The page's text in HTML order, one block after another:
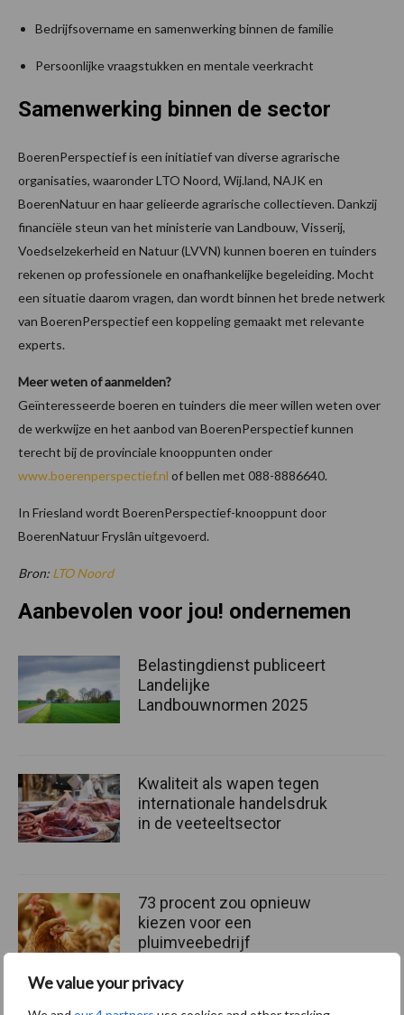
We value your privacy
Bedrijfsovername en samenwerking binnen de familie
Persoonlijke vraagstukken en mentale veerkracht
Samenwerking binnen de sector
BoerenPerspectief is een initiatief van diverse agrarische
organisaties, waaronder LTO Noord, Wij.land, NAJK en
BoerenNatuur en haar gelieerde agrarische collectieven. Dankzij
financiële steun van het ministerie van Landbouw, Visserij,
Voedselzekerheid en Natuur (LVVN) kunnen boeren en tuinders
rekenen op professionele en onafhankelijke begeleiding. Mocht
een situatie daarom vragen, dan wordt binnen het brede netwerk
van BoerenPerspectief een koppeling gemaakt met relevante
experts.
Meer weten of aanmelden?
Geïnteresseerde boeren en tuinders die meer willen weten over
de werkwijze en het aanbod van BoerenPerspectief kunnen
terecht bij de provinciale knooppunten onder
www.boerenperspectief.nl of bellen met 088-8886640.
In Friesland wordt BoerenPerspectief-knooppunt door
BoerenNatuur Fryslân uitgevoerd.
Bron: LTO Noord
Aanbevolen voor jou! ondernemen
Belastingdienst publiceert
Landelijke
Landbouwnormen 2025
Kwaliteit als wapen tegen
internationale handelsdruk
in de veeteeltsector
73 procent zou opnieuw
kiezen voor een
pluimveebedrijf